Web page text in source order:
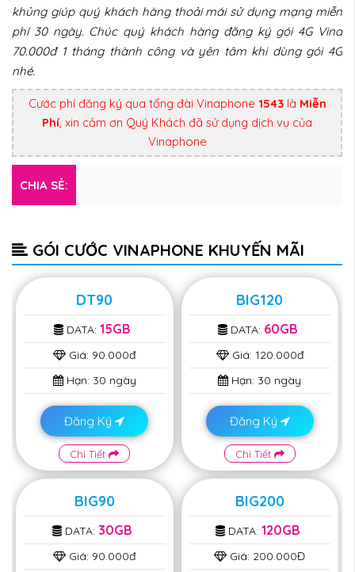
khủng giúp quý khách hàng thoải mái sử dụng mạng miễn
phí 30 ngày. Chúc quý khách hàng đăng ký gói 4G Vina
70.000đ 1 tháng thành công và yên tâm khi dùng gói 4G
nhé.
Cước phí đăng ký qua tổng đài Vinaphone 1543là Miễn
Phí , xin cảm ơn Quý Khách đã sử dụng dịch vụ của
Vinaphone
CHIA SẺ:
GÓI CƯỚC VINAPHONE KHUYẾN MÃI
DT90
DATA:15GB
Giá: 90.000đ
Hạn: 30 ngày
Đăng Ký
Chi Tiết
BIG120
DATA: 60GB
Giá: 120.000đ
Hạn: 30 ngày
Đăng Ký
Chi Tiết
BIG90
DATA: 30GB
Giá: 90.000đ
BIG200
DATA: 120GB
Giá: 200.000Đ